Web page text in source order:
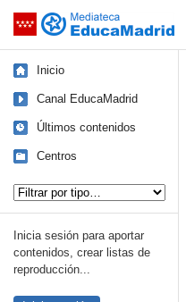
Saltar navegación
Inicio
Canal EducaMadrid
Últimos contenidos
Centros
Inicia sesión para aportar
contenidos, crear listas de
reproducción...